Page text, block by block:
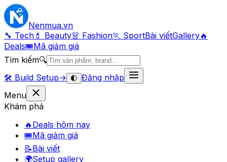
Nenmua.vn
🔧 Tech 💄 Beauty👗 Fashion🏃 SportBài viếtGallery🔥
Deals🎟Mã giảm giá
Tìm kiếm🔍
🛠️ Build Setup→ 🌓 Đăng nhập
Menu
Khám phá
🔥 Deals hôm nay
🎟Mã giảm giá
📝Bài viết
🌍Setup gallery